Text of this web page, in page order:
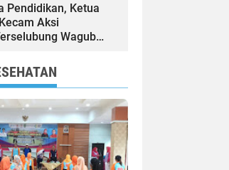
Pendidikan, Ketua
Aksi
Wagub